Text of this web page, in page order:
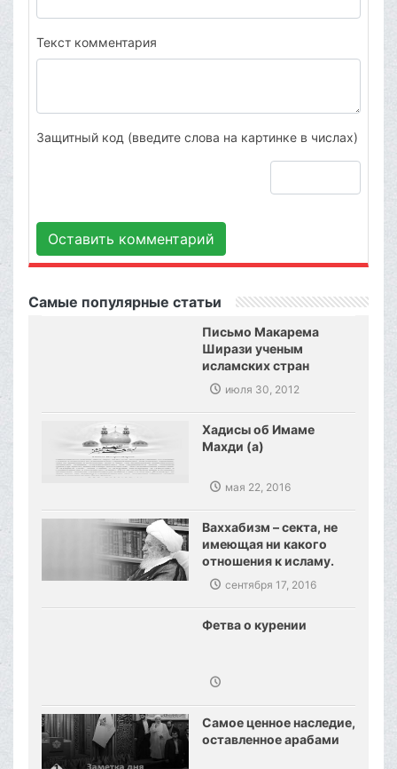
Текст комментария
Защитный код (введите слова на картинке в числах)
Оставить комментарий
Самые популярные статьи
Письмо Макарема
Ширази ученым
исламских стран
июля 30, 2012
Хадисы об Имаме
Махди (а)
мая 22, 2016
Ваххабизм – секта, не
имеющая ни какого
отношения к исламу.
Созданы предпосылки,
сокрушения
ваххабизма.
сентября 17, 2016
Фетва о курении
Самое ценное наследие,
оставленное арабами